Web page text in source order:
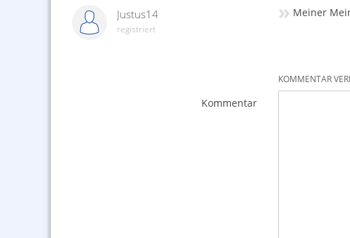
Justus14
registriert
» Meiner
KOMMENTAR
Kommentar